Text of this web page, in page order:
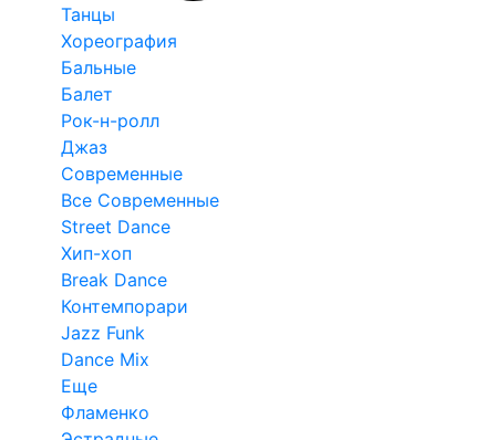
Танцы
Хореография
Бальные
Балет
Рок-н-ролл
Джаз
Современные
Все Современные
Street Dance
Хип-хоп
Break Dance
Контемпорари
Jazz Funk
Dance Mix
Еще
Фламенко